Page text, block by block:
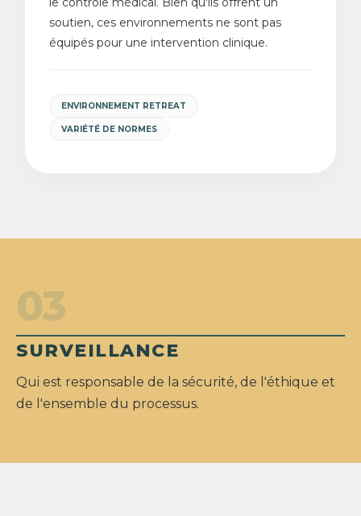
soutien, ces environnements ne sont pas
équipés pour une intervention clinique.
ENVIRONNEMENT RETREAT
VARIÉTÉ DE NORMES
03
SURVEILLANCE
Qui est responsable de la sécurité, de l'éthique et
de l'ensemble du processus.